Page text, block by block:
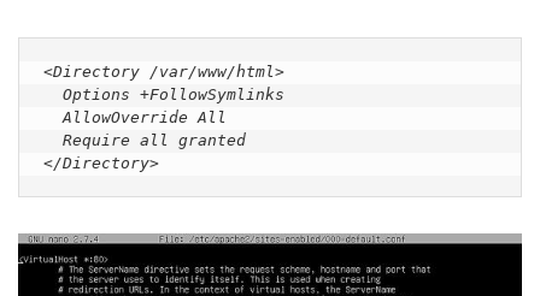
<Directory /var/www/html>
Options +FollowSymlinks
AllowOverride All
Require all granted
</Directory>